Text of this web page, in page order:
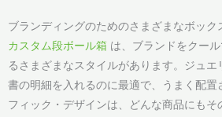
ブランディングのためのさまざまなボック
カスタム段ボール箱 は、ブランドをクー
るさまざまなスタイルがあります。ジュ
書の明細を入れるのに最適で、うまく配置
フィック・デザインは、どんな商品にもそ